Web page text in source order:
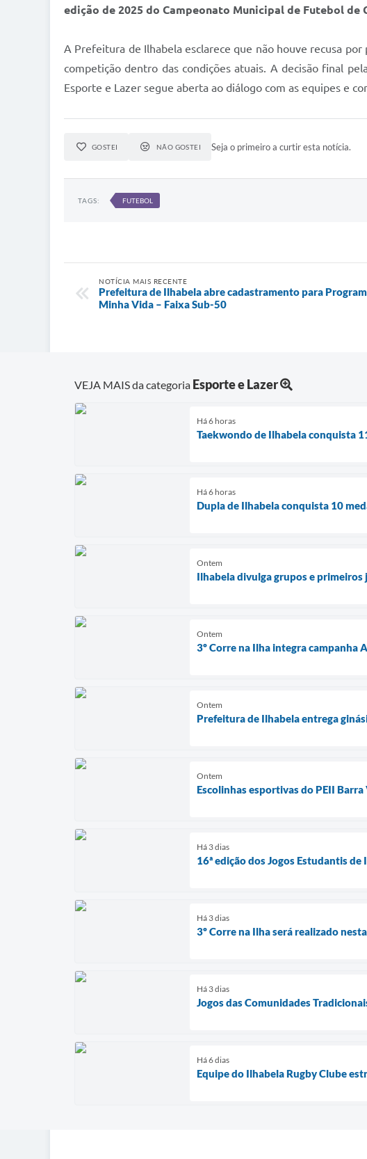
edição de 2025 do Campeonato Municipal de Futebol de
A Prefeitura de Ilhabela esclarece que não houve recusa
competição dentro das condições atuais. A decisão final
Esporte e Lazer segue aberta ao diálogo com as equipes e
GOSTEI NÃO GOSTEI Seja o primeiro a curtir esta notícia.
TAGS: FUTEBOL
NOTÍCIA MAIS RECENTE
Prefeitura de Ilhabela abre cadastramento para
Minha Vida – Faixa Sub-50
VEJA MAIS da categoria Esporte e Lazer
Há 6 horas
Taekwondo de Ilhabela conquista
Há 6 horas
Dupla de Ilhabela conquista 10
Ontem
Ilhabela divulga grupos e
Ontem
3º Corre na Ilha integra campanha
Ontem
Prefeitura de Ilhabela entrega
Ontem
Escolinhas esportivas do PEII
Há 3 dias
16ª edição dos Jogos Estudantis
Há 3 dias
3º Corre na Ilha será realizado
Há 3 dias
Jogos das Comunidades
Há 6 dias
Equipe do Ilhabela Rugby Clube